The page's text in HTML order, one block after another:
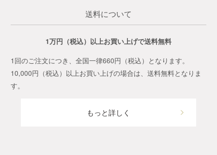
送料について
1万円（税込）以上お買い上げで送料無料
1回のご注文につき、全国一律660円（税込）となります。
10,000円（税込）以上お買い上げの場合は、送料無料となりま
す。
もっと詳しく